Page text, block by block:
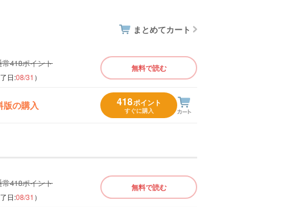
まとめてカート
常418ポイント
了日:08/31 ）
無料で読む
版の購入 418ポイント
すぐに購入
常418ポイント
了日:08/31 ）
無料で読む